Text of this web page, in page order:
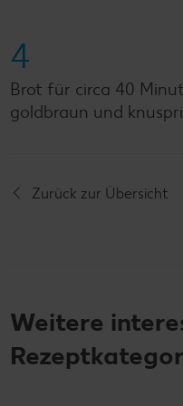
4
Brot für circa 40
goldbraun und
Zurück zur Übersicht
Weitere